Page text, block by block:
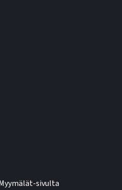
sivulta